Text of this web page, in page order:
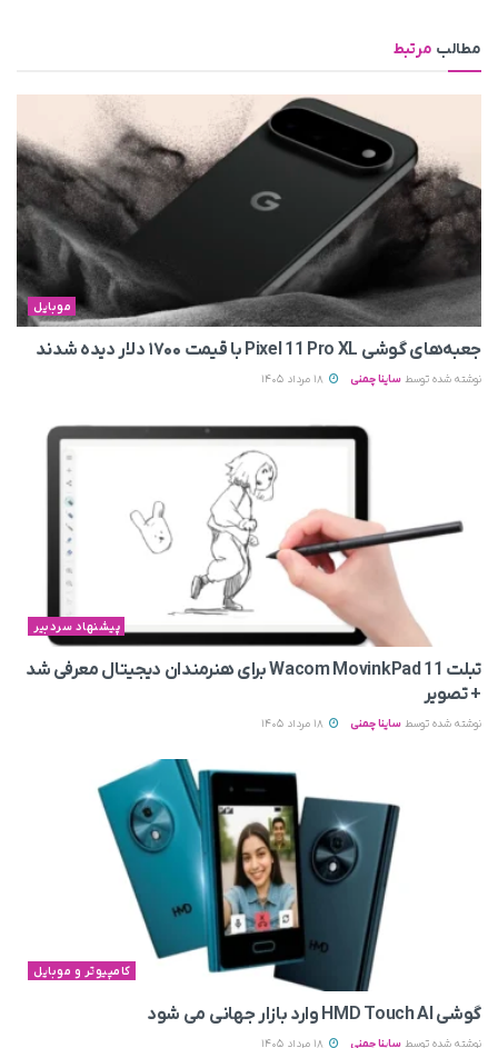
مطالب مرتبط
موبایل
جعبه‌های گوشی Pixel 11 Pro XL با قیمت ۱۷۰۰ دلار دیده شدند
نوشته شده توسط ساینا چمنی
پیشنهاد سردبیر
تبلت Wacom MovinkPad 11 برای هنرمندان دیجیتال معرفی شد
+ تصویر
نوشته شده توسط ساینا چمنی
کامپیوتر و موبایل
گوشی HMD Touch AI وارد بازار جهانی می‌ شود
نوشته شده توسط ساینا چمنی